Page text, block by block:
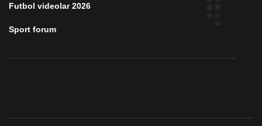
Futbol videolar 2026
Sport forum